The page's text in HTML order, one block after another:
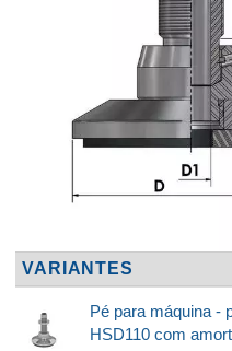
VARIANTES
Pé para máquina -
HSD110 com